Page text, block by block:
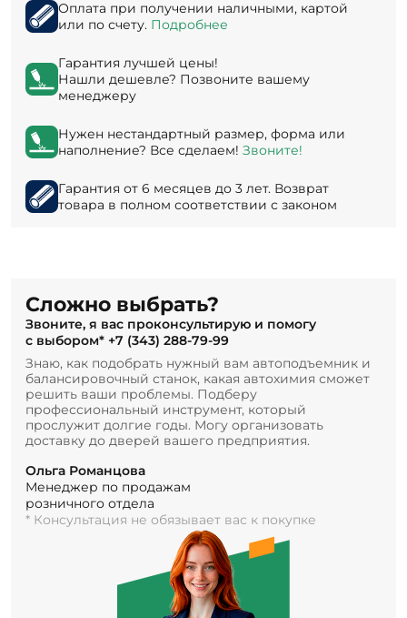
Оплата при получении наличными, картой
или по счету. Подробнее
Гарантия лучшей цены!
Нашли дешевле? Позвоните вашему
менеджеру
Нужен нестандартный размер, форма или
наполнение? Все сделаем! Звоните!
Гарантия от 6 месяцев до 3 лет. Возврат
товара в полном соответствии с законом
Сложно выбрать?
Звоните, я вас проконсультирую и помогу
с выбором* +7 (343) 288-79-99
Знаю, как подобрать нужный вам автоподъемник и
балансировочный станок, какая автохимия сможет
решить ваши проблемы. Подберу
профессиональный инструмент, который
прослужит долгие годы. Могу организовать
доставку до дверей вашего предприятия.
Ольга Романцова
Менеджер по продажам
розничного отдела
* Консультация не обязывает вас к покупке